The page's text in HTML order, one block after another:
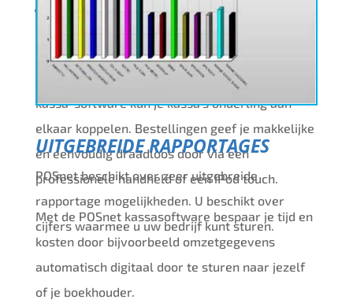
Cadeaubonnen registratie
Posnet is geschikt voor vrijwel elk type
horecabedrijf en kleine winkels. Met de POSnet
kassa-software kun je kassa’s onderling aan
elkaar koppelen. Bestellingen geef je makkelijke
en eenvoudig draadloos door via een
professionele handheld of een iPod touch.
Met de POSnet kassasoftware bespaar je tijd en
kosten door bijvoorbeeld omzetgegevens
automatisch digitaal door te sturen naar jezelf
of je boekhouder.
UITGEBREIDE RAPPORTAGES
POSnet beschikt over zeer uitgebreide
rapportage mogelijkheden. U beschikt over
cijfers waarmee u uw bedrijf kunt sturen.